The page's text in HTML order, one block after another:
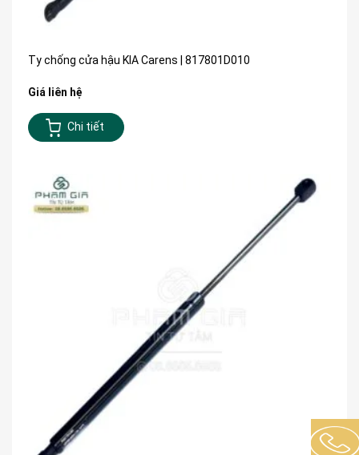
Ty chống cửa hậu KIA Carens | 817801D010
Giá liên hệ
Chi tiết